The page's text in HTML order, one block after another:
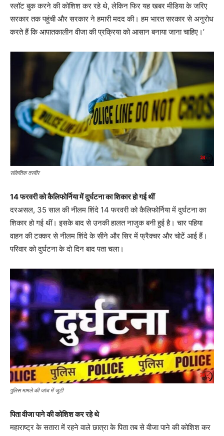
स्लॉट बुक करने की कोशिश कर रहे थे, लेकिन फिर यह खबर मीडिया के जरिए
सरकार तक पहुंची और सरकार ने हमारी मदद की। हम भारत सरकार से अनुरोध
करते हैं कि आपातकालीन वीजा की प्रक्रिया को आसान बनाया जाना चाहिए।’
सांकेतिक तस्वीर
14 फरवरी को कैलिफोर्निया में दुर्घटना का शिकार हो गई थीं
दरअसल, 35 साल की नीलम शिंदे 14 फरवरी को कैलिफोर्निया में दुर्घटना का
शिकार हो गई थीं। इसके बाद से उनकी हालत नाजुक बनी हुई है। चार पहिया
वाहन की टक्कर से नीलम शिंदे के सीने और सिर में फ्रैक्चर और चोटें आई हैं।
परिवार को दुर्घटना के दो दिन बाद पता चला।
पुलिस मामले की जांच में जुटी
पिता वीजा पाने की कोशिश कर रहे थे
महाराष्ट्र के सतारा में रहने वाले छात्रा के पिता तब से वीजा पाने की कोशिश कर